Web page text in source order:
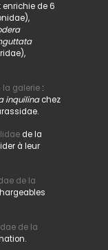
enrichie de 6
la galerie:
inquilinachez
de la
à leur
de la
de la